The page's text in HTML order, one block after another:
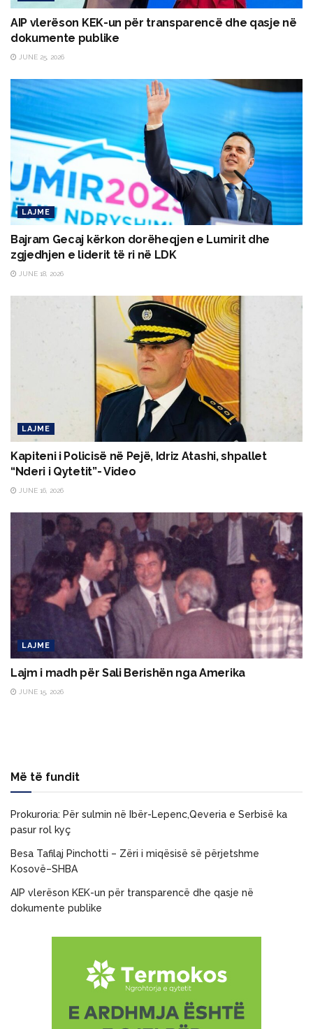
AIP vlerëson KEK-un për transparencë dhe qasje në
dokumente publike
JUNE 25, 2026
LAJME
Bajram Gecaj kërkon dorëheqjen e Lumirit dhe
zgjedhjen e liderit të ri në LDK
JUNE 18, 2026
LAJME
Kapiteni i Policisë në Pejë, Idriz Atashi, shpallet
“Nderi i Qytetit”- Video
JUNE 16, 2026
LAJME
Lajm i madh për Sali Berishën nga Amerika
JUNE 15, 2026
Më të fundit
Prokuroria: Për sulmin në Ibër-Lepenc,Qeveria e Serbisë ka
pasur rol kyç
Besa Tafilaj Pinchotti – Zëri i miqësisë së përjetshme
Kosovë–SHBA
AIP vlerëson KEK-un për transparencë dhe qasje në
dokumente publike